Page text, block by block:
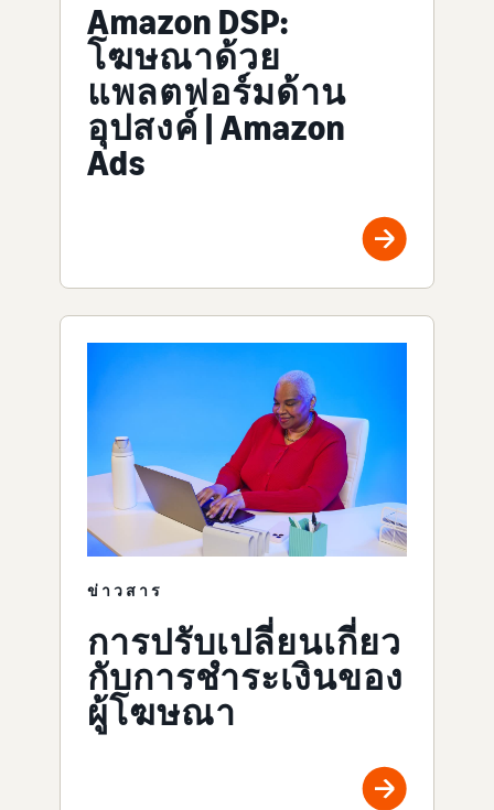
Amazon DSP:
โฆษณาด้วย
แพลตฟอร์มด้าน
อุปสงค์ | Amazon
Ads
ข่าวสาร
การปรับเปลี่ยนเกี่ยว
กับการชำระเงินของ
ผู้โฆษณา